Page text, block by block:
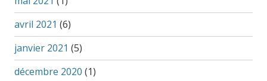
avril 2021 (6)
janvier 2021 (5)
décembre 2020 (1)